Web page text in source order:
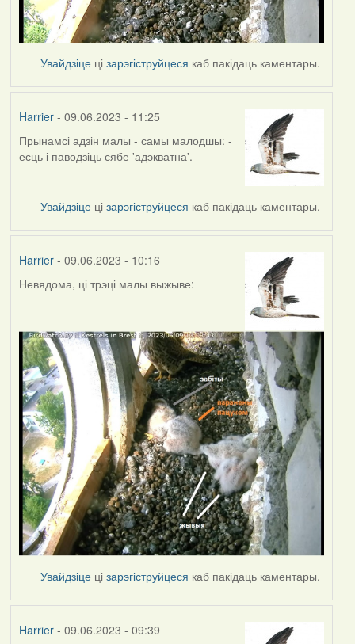
Увайдзіце цізарэгіструйцеся каб пакідаць каментары.
Harrier- 09.06.2023 - 11:25
Прынамсі адзін малы - самы малодшы: -
есць і паводзіць сябе 'адэкватна'.
Увайдзіце цізарэгіструйцеся каб пакідаць каментары.
Harrier- 09.06.2023 - 10:16
Невядома, ці трэці малы выжыве:
Увайдзіце цізарэгіструйцеся каб пакідаць каментары.
Harrier- 09.06.2023 - 09:39